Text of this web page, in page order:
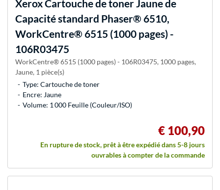
XeroxCartouche de toner Jaune de
Capacité standard Phaser® 6510,
WorkCentre® 6515 (1000 pages) -
106R03475
WorkCentre® 6515 (1000 pages) - 106R03475, 1000 pages,
Jaune, 1 pièce(s)
Type: Cartouche de toner
Encre: Jaune
Volume: 1 000 Feuille (Couleur/ISO)
€ 100,90
En rupture de stock, prêt à être expédié dans 5-8 jours
ouvrables à compter de la commande